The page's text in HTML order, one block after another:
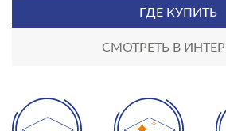
ГДЕ КУПИТЬ
СМОТРЕТЬ В